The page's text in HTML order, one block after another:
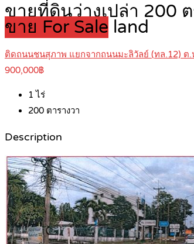
ขายที่ดินว่างเปล่า 200
ขาย For Sale land
ติดถนนชนสุภาพ แยกจากถนนมะลิวัลย์ (ทล.12) ต.
900,000฿
1 ไร่
200 ตารางวา
Description